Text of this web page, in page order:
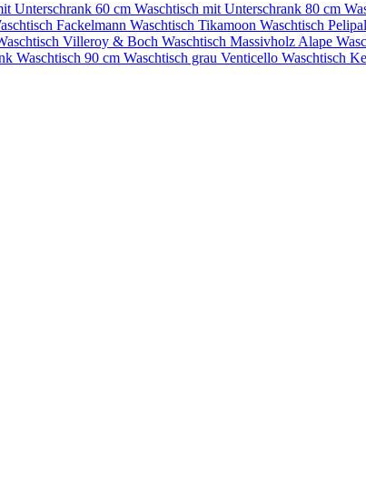
Unterschrank 60 cm Waschtisch mit Unterschrank 80 cm
Fackelmann Waschtisch Tikamoon Waschtisch
Villeroy & Boch Waschtisch Massivholz Alape
Waschtisch 90 cm Waschtisch grau Venticello Waschtisch